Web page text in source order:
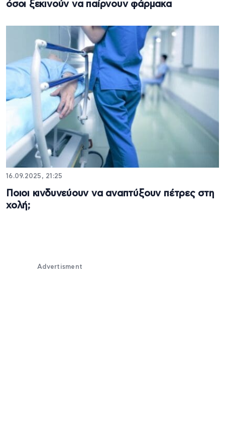
όσοι ξεκινούν να παίρνουν φάρμακα
16.09.2025, 21:25
Ποιοι κινδυνεύουν να αναπτύξουν πέτρες στη
χολή;
Advertisment